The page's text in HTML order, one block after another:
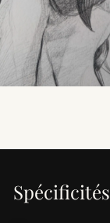
Spécificités